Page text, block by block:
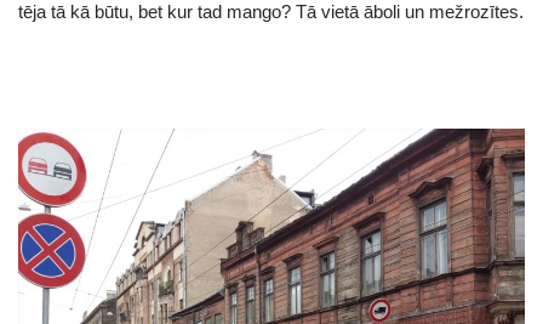
tēja tā kā būtu, bet kur tad mango? Tā vietā āboli un mežrozītes.